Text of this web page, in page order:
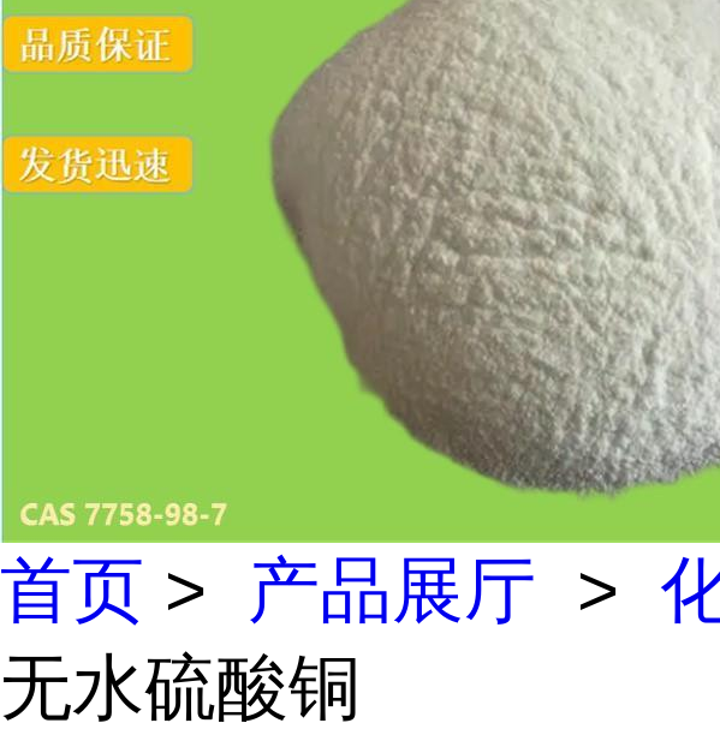
首页 > 产品展厅 >
无水硫酸铜